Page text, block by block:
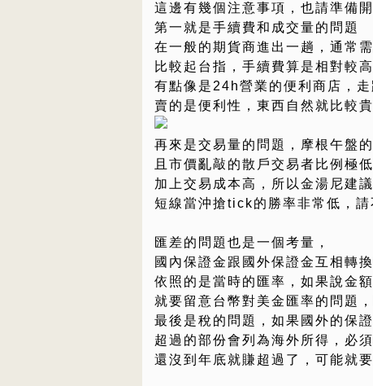
這邊有幾個注意事項，也請準備
第一就是手續費和成交量的問題
在一般的期貨商進出一趟，通常
比較起台指，手續費算是相對較高
有點像是24h營業的便利商店，走
賣的是便利性，東西自然就比較
再來是交易量的問題，摩根午盤
且市價亂敲的散戶交易者比例極
加上交易成本高，所以金湯尼建
短線當沖搶tick的勝率非常低，
匯差的問題也是一個考量，
國內保證金跟國外保證金互相轉
依照的是當時的匯率，如果說金
就要留意台幣對美金匯率的問題
最後是稅的問題，如果國外的保
超過的部份會列為海外所得，必
還沒到年底就賺超過了，可能就